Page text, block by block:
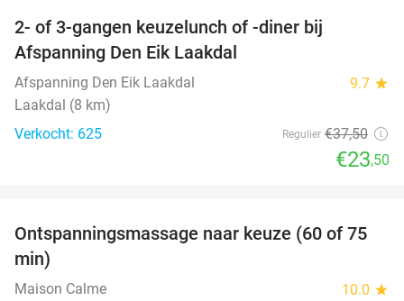
2- of 3-gangen keuzelunch of -diner bij
Afspanning Den Eik Laakdal
Afspanning Den Eik Laakdal 9.7 star
Laakdal (8 km)
Verkocht: 625
Regulier €37,50
€23,50
50%
Ontspanningsmassage naar keuze (60 of 75
min)
Maison Calme 10.0 star